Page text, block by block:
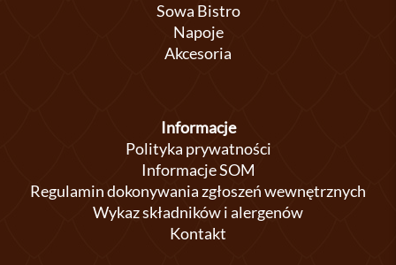
Sowa Bistro
Napoje
Akcesoria
Informacje
Polityka prywatności
Informacje SOM
Regulamin dokonywania zgłoszeń wewnętrznych
Wykaz składników i alergenów
Kontakt